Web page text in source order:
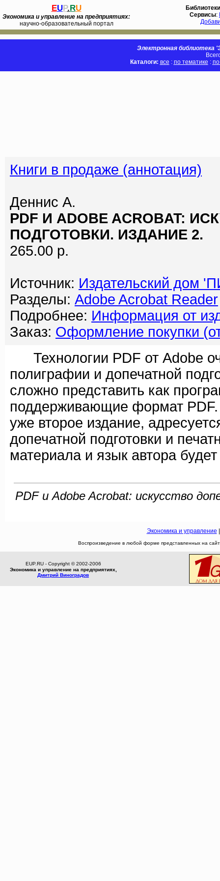
EUP.RU
Экономика и управление на предприятиях:
научно-образовательный портал
Библиотеки
Сервисы:
Электронная библиотека
Каталоги: все : по тематике :
Книги в продаже (аннотация)
Деннис А.
PDF И ADOBE ACROBAT:
ПОДГОТОВКИ. ИЗДАНИЕ 2.
265.00 р.
Источник: Издательский дом
Разделы: Adobe Acrobat Reader
Подробнее: Информация от
Заказ: Оформление покупки
Технологии PDF от Adobe
полиграфии и допечатной
сложно представить как
поддерживающие формат PDF.
уже второе издание,
допечатной подготовки и
материала и язык автора
PDF и Adobe Acrobat: искусство
Экономика и управление
Воспроизведение в любой форме представленных на
EUP.RU - Copyright © 2002-2006
Экономика и управление на предприятиях,
Дмитрий Виноградов